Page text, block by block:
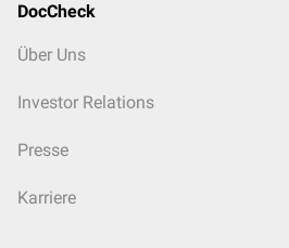
DocCheck
Über Uns
Investor Relations
Presse
Karriere